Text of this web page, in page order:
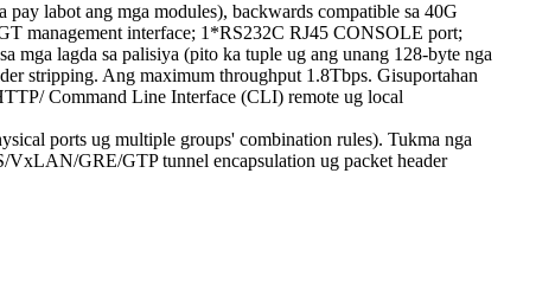
labot ang mga modules), backwards compatible sa 40G
management interface; 1*RS232C RJ45 CONSOLE port;
mga lagda sa palisiya (pito ka tuple ug ang unang 128-byte nga
stripping. Ang maximum throughput 1.8Tbps. Gisuportahan
Command Line Interface (CLI) remote ug local
ports ug multiple groups' combination rules). Tukma nga
GRE/GTP tunnel encapsulation ug packet header